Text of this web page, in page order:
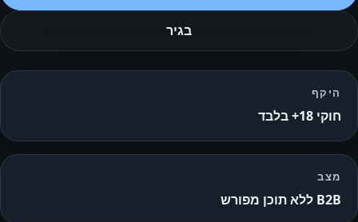
בגיר
היקף
חוקי 18+ בלבד
מצב
B2B ללא תוכן מפורש